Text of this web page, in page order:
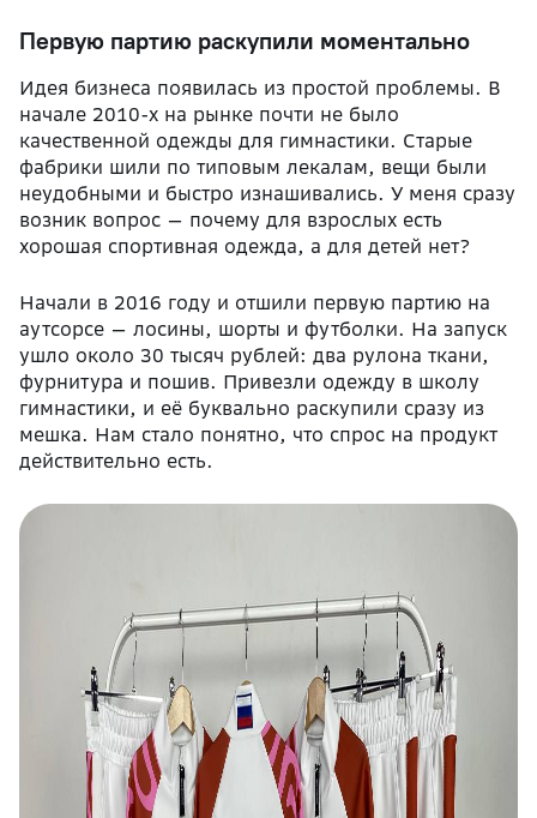
Первую партию раскупили моментально
Идея бизнеса появилась из простой проблемы. В
начале 2010-х на рынке почти не было
качественной одежды для гимнастики. Старые
фабрики шили по типовым лекалам, вещи были
неудобными и быстро изнашивались. У меня сразу
возник вопрос — почему для взрослых есть
хорошая спортивная одежда, а для детей нет?
Начали в 2016 году и отшили первую партию на
аутсорсе — лосины, шорты и футболки. На запуск
ушло около 30 тысяч рублей: два рулона ткани,
фурнитура и пошив. Привезли одежду в школу
гимнастики, и её буквально раскупили сразу из
мешка. Нам стало понятно, что спрос на продукт
действительно есть.